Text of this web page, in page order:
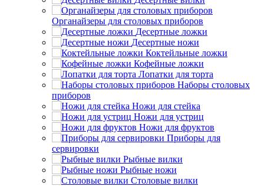
Органайзеры для столовых приборов
Десертные ложки
Десертные ножи
Коктейльные ложки
Кофейные ложки
Лопатки для торта
Наборы столовых
приборов
Ножи для стейка
Ножи для устриц
Ножи для фруктов
Приборы для
сервировки
Рыбные вилки
Рыбные ножи
Столовые вилки